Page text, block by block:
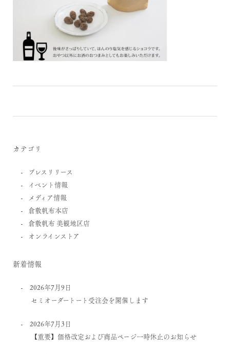
カテゴリ
プレスリリース
イベント情報
メディア情報
倉敷帆布本店
倉敷帆布 美観地区店
オンラインストア
新着情報
2026年7月9日
セミオーダートート受注会を開催します
2026年7月3日
【重要】価格改定および商品ページ一時休止のお知らせ